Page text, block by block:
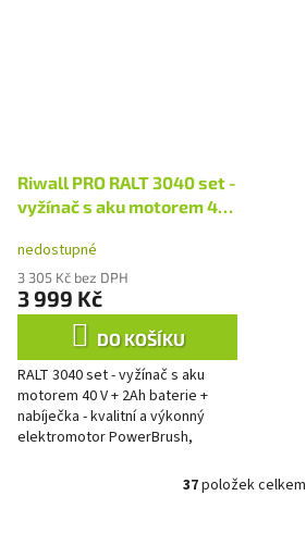
Riwall PRO RALT 3040 set -
vyžínač s aku motorem 40
nedostupné
3 305 Kč bez DPH
3 999 Kč
DO KOŠÍKU
RALT 3040 set - vyžínač s aku
motorem 40 V + 2Ah baterie +
nabíječka - kvalitní a výkonný
elektromotor PowerBrush,
zahrady - vysoký výkon,...
O
37položek celkem